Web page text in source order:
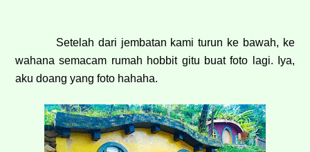
Setelah dari jembatan kami turun ke bawah, ke
wahana semacam rumah hobbit gitu buat foto lagi. Iya,
aku doang yang foto hahaha.